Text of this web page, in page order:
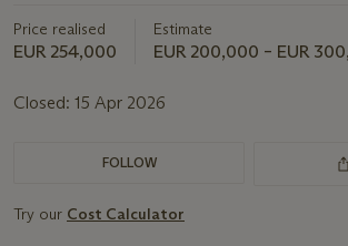
lot
Price realised
EUR 254,000
Estimate
EUR 200,000 – EUR
Closed: 15 Apr 2026
FOLLOW
Try our Cost Calculator